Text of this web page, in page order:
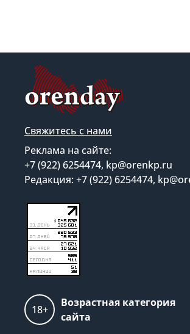
Свяжитесь с нами
Реклама на сайте:
+7 (922) 6254474, kp@orenkp.ru
Редакция: +7 (922) 6254474,
18+
Возрастная категория
сайта